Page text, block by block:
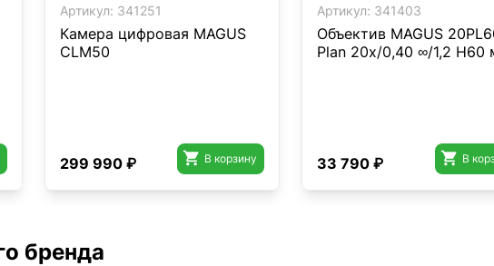
Артикул: 341251
Камера цифровая MAGUS
CLM50
299 990 ₽  В корзину
Артикул: 341403
Объектив MAGUS
Plan 20х/0,40 ∞/1,2 H60
33 790 ₽  В
бренда